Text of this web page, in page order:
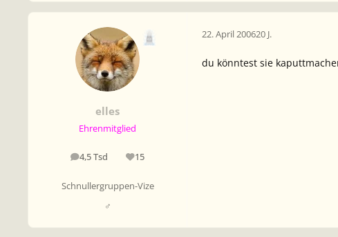
elles
Ehrenmitglied
4,5 Tsd
Beiträge 15
Reputation
Schnullergruppen-Vize
♂
22. April 200620 J.
du könntest sie